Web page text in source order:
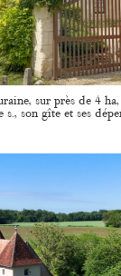
sur près de 4
son gîte et ses